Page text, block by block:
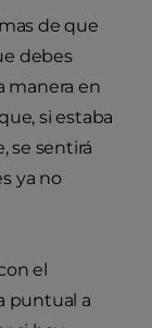
de que
debes
manera en
si estaba
se sentirá
ya no
el
puntual a